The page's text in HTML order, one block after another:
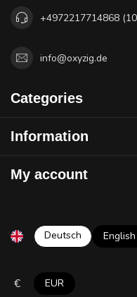
+4972217714868
info@oxyzig.de
Categories
Information
My account
Deutsch English
€ EUR